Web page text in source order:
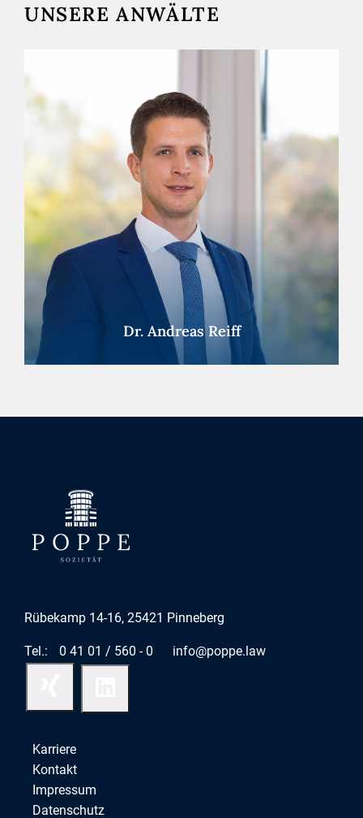
UNSERE ANWÄLTE
Dr. Andreas Reiff
Rübekamp 14-16, 25421 Pinneberg
Tel.: 0 41 01 / 560 - 0 info@poppe.law
Karriere
Kontakt
Impressum
Datenschutz